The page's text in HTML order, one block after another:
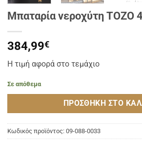
Μπαταρία νεροχύτη TOZO
384,99€
Η τιμή αφορά στο τεμάχιο
Σε απόθεμα
ΠΡΟΣΘΉΚΗ ΣΤΟ
Κωδικός προϊόντος: 09-088-0033